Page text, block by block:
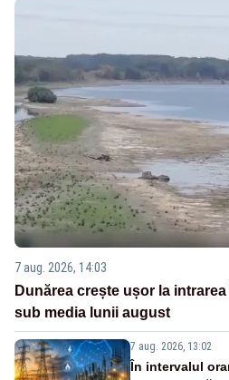
7 aug. 2026, 14:03
Dunărea crește ușor la
sub media lunii august
7 aug. 2026, 13:02
În intervalul